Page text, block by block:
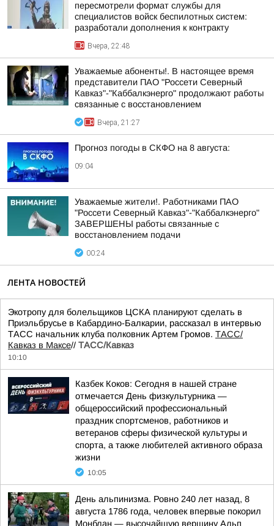
пересмотрели формат службы для
специалистов войск беспилотных систем:
разработали дополнения к контракту
Вчера, 22:48
Уважаемые абоненты!. В настоящее время
представители ПАО "Россети Северный
Кавказ"-"Каббалкэнерго" продолжают работы
связанные с восстановлением
Вчера, 21:27
Прогноз погоды в СКФО на 8 августа:
09:04
Уважаемые жители!. Работниками ПАО
"Россети Северный Кавказ"-"Каббалкэнерго"
ЗАВЕРШЕНЫ работы связанные с
восстановлением подачи
00:24
ЛЕНТА НОВОСТЕЙ
Экотропу для болельщиков ЦСКА планируют сделать в
Приэльбрусье в Кабардино-Балкарии, рассказал в интервью
ТАСС начальник клуба полковник Артем Громов. ТАСС/
Кавказ в Максе// ТАСС/Кавказ
10:10
Казбек Коков: Сегодня в нашей стране
отмечается День физкультурника —
общероссийский профессиональный
праздник спортсменов, работников и
ветеранов сферы физической культуры и
спорта, а также любителей активного образа
жизни
10:05
День альпинизма. Ровно 240 лет назад, 8
августа 1786 года, человек впервые покорил
Монблан — высочайшую вершину Альп